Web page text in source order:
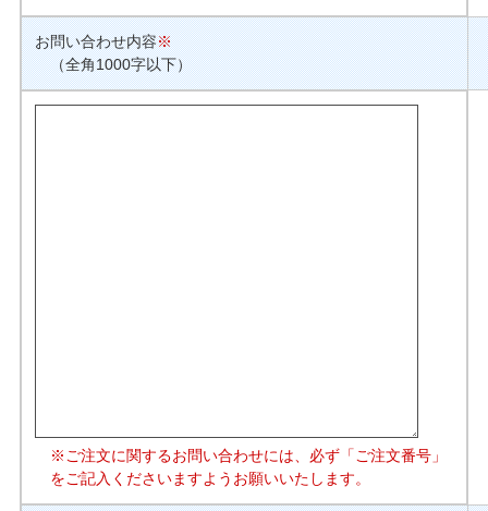
お問い合わせ内容※
（全角1000字以下）
※ご注文に関するお問い合わせには、必ず「ご注文番号」
をご記入くださいますようお願いいたします。